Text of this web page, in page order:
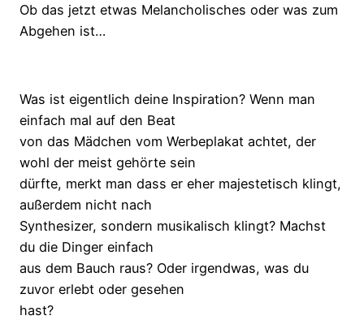
Ob das jetzt etwas Melancholisches oder was zum
Abgehen ist…
Was ist eigentlich deine Inspiration? Wenn man
einfach mal auf den Beat
von das Mädchen vom Werbeplakat achtet, der
wohl der meist gehörte sein
dürfte, merkt man dass er eher majestetisch klingt,
außerdem nicht nach
Synthesizer, sondern musikalisch klingt? Machst
du die Dinger einfach
aus dem Bauch raus? Oder irgendwas, was du
zuvor erlebt oder gesehen
hast?